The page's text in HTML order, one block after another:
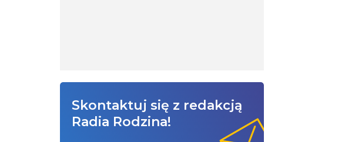
Skontaktuj się z redakcją
Radia Rodzina!